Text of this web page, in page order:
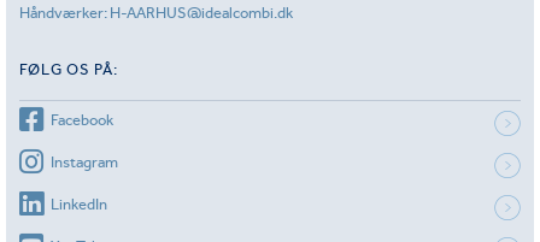
Håndværker: H-AARHUS@idealcombi.dk
FØLG OS PÅ:
Facebook
Instagram
LinkedIn